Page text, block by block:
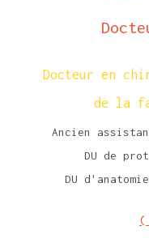
Docteur en
de la
Ancien
DU de
DU
(